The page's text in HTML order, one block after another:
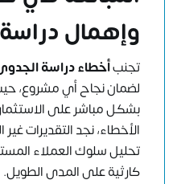
وإهمال دراسة
تجنبأخطاء دراسة
لضمان نجاح أي مشروع،
بشكل مباشر على
الأخطاء، نجد التقديرات
تحليل سلوك العملاء
كارثية على المدى الطويل.